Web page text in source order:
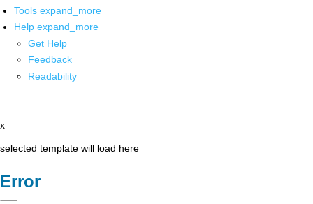
Tools expand_more
Help expand_more
Get Help
Feedback
Readability
x
selected template will load here
Error